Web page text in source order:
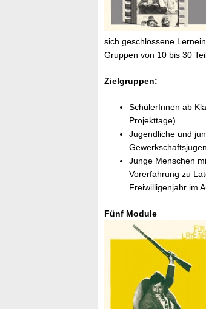
sich geschlossene
Gruppen von 10 bis 30
Zielgruppen:
SchülerInnen ab
Projekttage).
Jugendliche und
Junge Menschen
Vorerfahrung zu
Freiwilligenjahr im
Fünf Module